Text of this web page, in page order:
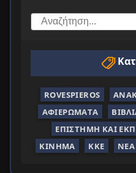
ROVESPIEROS
ΑΦΙΕΡΏΜΑΤΑ
ΕΠΙΣΤΉΜΗ ΚΑΙ
ΚΊΝΗΜΑ
ΚΚΕ ΝΈΑ